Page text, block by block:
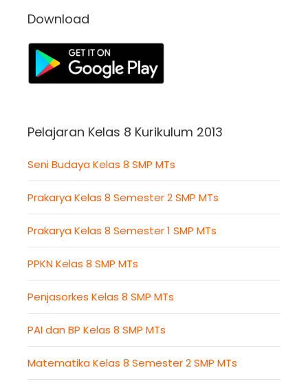
Download
Pelajaran Kelas 8 Kurikulum 2013
Seni Budaya Kelas 8 SMP MTs
Prakarya Kelas 8 Semester 2 SMP MTs
Prakarya Kelas 8 Semester 1 SMP MTs
PPKN Kelas 8 SMP MTs
Penjasorkes Kelas 8 SMP MTs
PAI dan BP Kelas 8 SMP MTs
Matematika Kelas 8 Semester 2 SMP MTs